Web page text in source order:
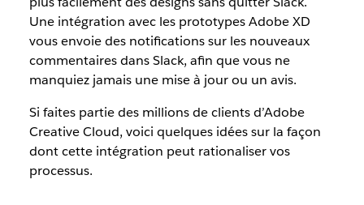
Une intégration avec les prototypes Adobe XD
vous envoie des notifications sur les nouveaux
commentaires dans Slack, afin que vous ne
manquiez jamais une mise à jour ou un avis.
Si faites partie des millions de clients d’Adobe
Creative Cloud, voici quelques idées sur la façon
dont cette intégration peut rationaliser vos
processus.